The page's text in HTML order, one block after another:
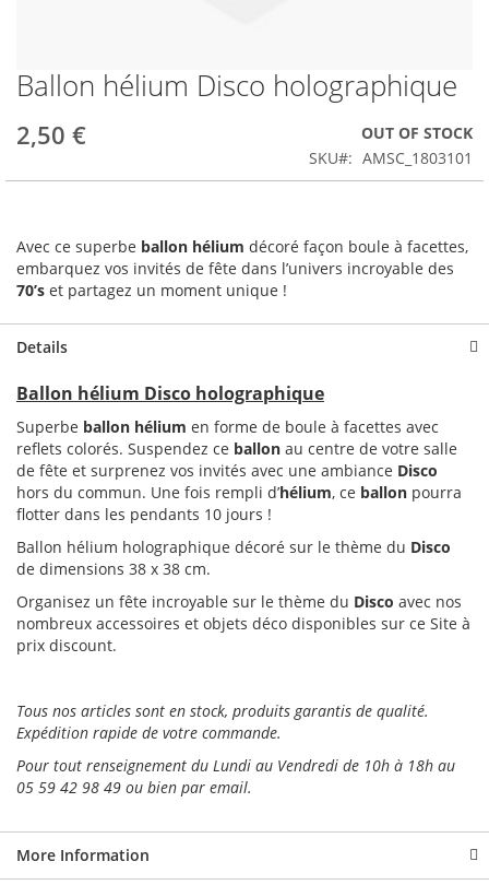
Skip
to
the
beginning
Ballon hélium Disco holographique
2,50 €
OUT OF STOCK
SKU
AMSC_1803101
Avec ce superbe ballon hélium décoré façon boule à facettes,
embarquez vos invités de fête dans l’univers incroyable des
70’s et partagez un moment unique !
Details
Ballon hélium Disco holographique
Superbe ballon hélium en forme de boule à facettes avec
reflets colorés. Suspendez ce ballon au centre de votre salle
de fête et surprenez vos invités avec une ambiance Disco
hors du commun. Une fois rempli d’hélium, ce ballon pourra
flotter dans les pendants 10 jours !
Ballon hélium holographique décoré sur le thème du Disco
de dimensions 38 x 38 cm.
Organisez un fête incroyable sur le thème du Disco avec nos
nombreux accessoires et objets déco disponibles sur ce Site à
prix discount.
Tous nos articles sont en stock, produits garantis de qualité.
Expédition rapide de votre commande.
Pour tout renseignement du Lundi au Vendredi de 10h à 18h au
05 59 42 98 49 ou bien par email.
More Information